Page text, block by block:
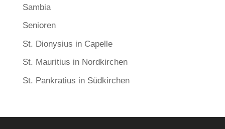
Sambia
Senioren
St. Dionysius in Capelle
St. Mauritius in Nordkirchen
St. Pankratius in Südkirchen